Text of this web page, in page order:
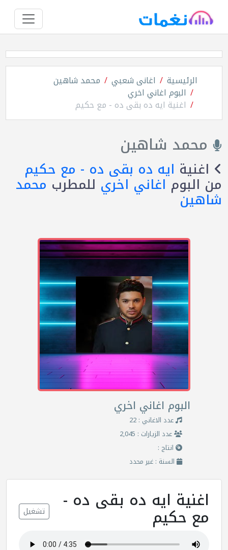
الرئيسية اغانى شعبي محمد شاهين
البوم اغاني اخري
اغنية ايه ده بقى ده - مع حكيم
محمد شاهين
اغنية ايه ده بقى ده - مع حكيم
من البوم اغاني اخري للمطرب محمد
شاهين
البوم اغاني اخري
عدد الاغاني : 22
عدد الزيارات : 2,045
انتاج :
السنة : غير محدد
اغنية ايه ده بقى ده -
مع حكيم تشغيل